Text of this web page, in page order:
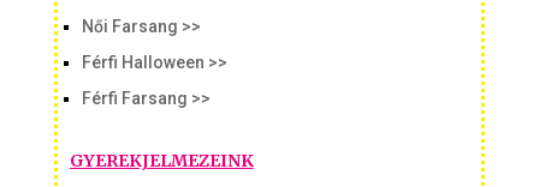
Női Farsang >>
Férfi Halloween >>
Férfi Farsang >>
GYEREKJELMEZEINK